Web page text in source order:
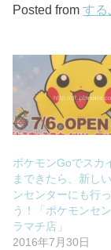
Posted fromする
ポケモンGoでスカ
まできたら、新し
ンセンターにも行
う！「ポケモンセ
ラマチ店」
2016年7月30日